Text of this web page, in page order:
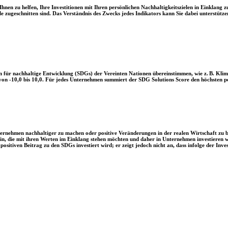
zu helfen, Ihre Investitionen mit Ihren persönlichen Nachhaltigkeitszielen in Einklang
sind. Das Verständnis des Zwecks jedes Indikators kann Sie dabei
nachhaltige Entwicklung (SDGs) der Vereinten Nationen übereinstimmen, wie z. B.
-10,0 bis 10,0. Für jedes Unternehmen summiert der SDG Solutions Score den
nachhaltiger zu machen oder positive Veränderungen in der realen Wirtschaft zu
die mit ihren Werten im Einklang stehen möchten und daher in Unternehmen
Beitrag zu den SDGs investiert wird; er zeigt jedoch nicht an, dass infolge der